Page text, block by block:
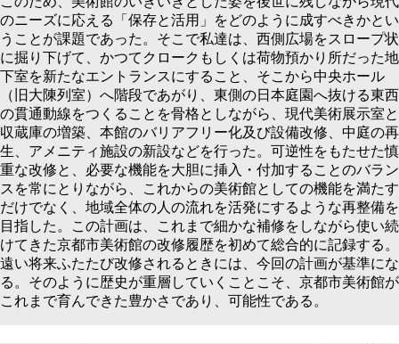
のニーズに応える「保存と活⽤」をどのように成すべきかとい
うことが課題であった。そこで私達は、⻄側広場をスロープ状
に掘り下げて、かつてクロークもしくは荷物預かり所だった地
下室を新たなエントランスにすること、そこから中央ホール
（旧⼤陳列室）へ階段であがり、東側の⽇本庭園へ抜ける東⻄
の貫通動線をつくることを⾻格としながら、現代美術展⽰室と
収蔵庫の増築、本館のバリアフリー化及び設備改修、中庭の再
⽣、アメニティ施設の新設などを⾏った。可逆性をもたせた慎
重な改修と、必要な機能を⼤胆に挿⼊・付加することのバラン
スを常にとりながら、これからの美術館としての機能を満たす
だけでなく、地域全体の⼈の流れを活発にするような再整備を
⽬指した。この計画は、これまで細かな補修をしながら使い続
けてきた京都市美術館の改修履歴を初めて総合的に記録する。
遠い将来ふたたび改修されるときには、今回の計画が基準にな
る。そのように歴史が重層していくことこそ、京都市美術館が
これまで育んできた豊かさであり、可能性である。